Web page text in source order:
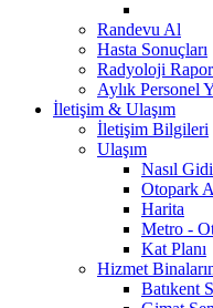
Randevu Al
Hasta Sonuçları
Radyoloji Rapor
Aylık Personel
İletişim & Ulaşım
İletişim Bilgileri
Ulaşım
Nasıl
Otopark
Harita
Metro -
Kat Planı
Hizmet
Batıkent